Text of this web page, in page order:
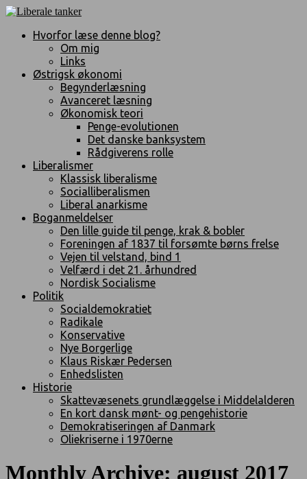
Hvorfor læse denne blog?
Om mig
Links
Østrigsk økonomi
Begynderlæsning
Avanceret læsning
Økonomisk teori
Penge-evolutionen
Det danske banksystem
Rådgiverens rolle
Liberalismer
Klassisk liberalisme
Socialliberalismen
Liberal anarkisme
Boganmeldelser
Den lille guide til penge, krak & bobler
Foreningen af 1837 til forsømte børns frelse
Vejen til velstand, bind 1
Velfærd i det 21. århundred
Nordisk Socialisme
Politik
Socialdemokratiet
Radikale
Konservative
Nye Borgerlige
Klaus Riskær Pedersen
Enhedslisten
Historie
Skattevæsenets grundlæggelse i Middelalderen
En kort dansk mønt- og pengehistorie
Demokratiseringen af Danmark
Oliekriserne i 1970erne
Monthly Archive: august 2017